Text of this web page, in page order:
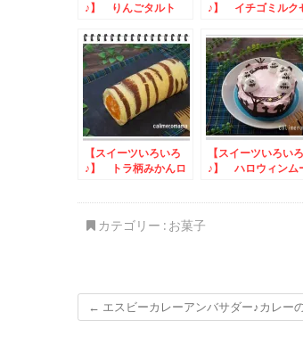
♪】 りんごタルト
♪】 イチゴミルク
【スイーツいろいろ
♪】 トラ柄みかんロ
【スイーツいろいろ
♪】 ハロウィンム
カテゴリー : お菓子
← エスビーカレーアンバサダー♪カレー